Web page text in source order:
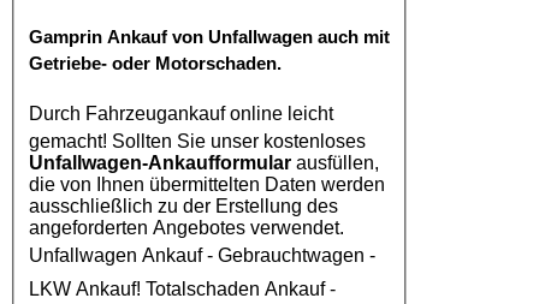
Gamprin Ankauf von Unfallwagen auch mit
Getriebe- oder Motorschaden.
Durch Fahrzeugankauf online leicht
gemacht! Sollten Sie unser kostenloses
Unfallwagen-Ankaufformular ausfüllen,
die von Ihnen übermittelten Daten werden
ausschließlich zu der Erstellung des
angeforderten Angebotes verwendet.
Unfallwagen Ankauf- Gebrauchtwagen -
LKW Ankauf! Totalschaden Ankauf -